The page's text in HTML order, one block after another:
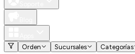
Orden
Sucursales Categorías